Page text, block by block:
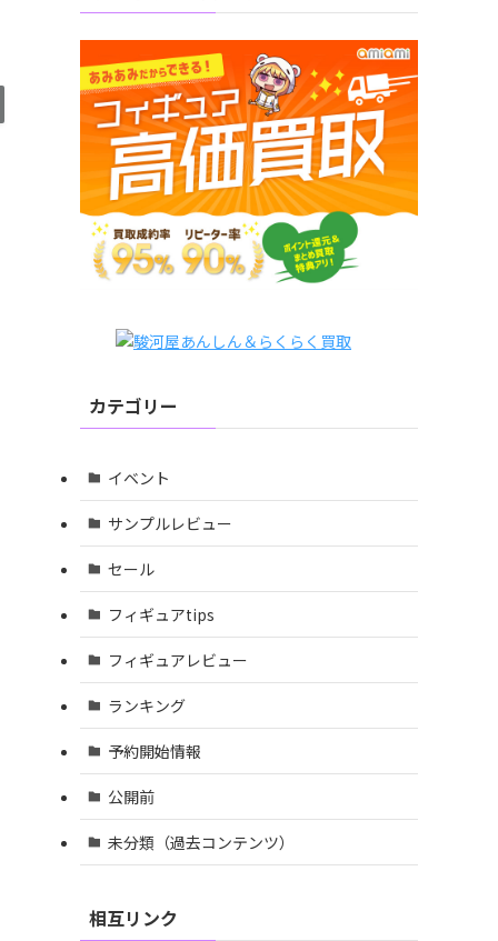
カテゴリー
イベント
サンプルレビュー
セール
フィギュアtips
フィギュアレビュー
ランキング
予約開始情報
公開前
未分類（過去コンテンツ）
相互リンク